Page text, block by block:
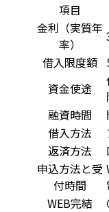
項目
金利（実質年
率）
借入限度額
資金使途
融資時間
借入方法
返済方法
申込方法と受
付時間
WEB完結